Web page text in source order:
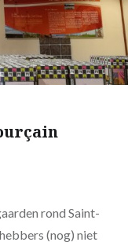
rond Saint-
(nog) niet